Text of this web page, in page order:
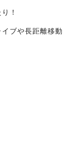
！
ブや長距離移動